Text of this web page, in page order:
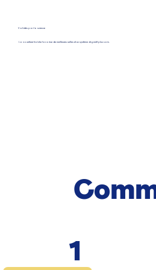
Validés par la science
La nourriture fraîche favorise de meilleures selles et un système digestif plus sain.
1